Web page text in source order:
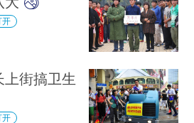
开
上街搞卫生
开